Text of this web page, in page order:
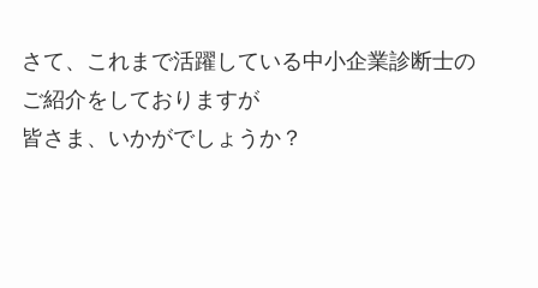
さて、これまで活躍している中小企業診断士の
ご紹介をしておりますが
皆さま、いかがでしょうか？